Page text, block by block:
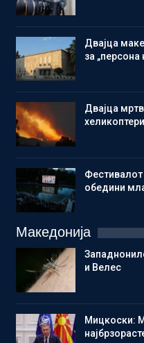
Двајца
за „персона
Двајца
Фестивалот
обедини
Македонија
и Велес
Мицкоски: